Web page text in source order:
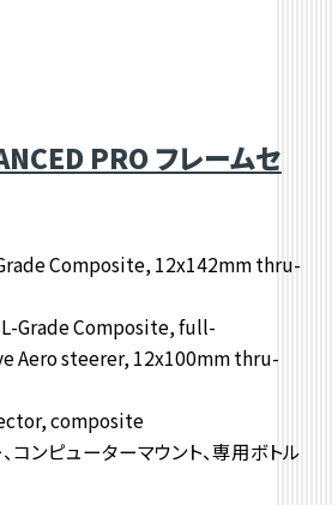
PRO フレームセ
Composite, 12x142mm thru-
Grade Composite, full-
Aero steerer, 12x100mm thru-
composite
コンピューターマウント、専用ボトル